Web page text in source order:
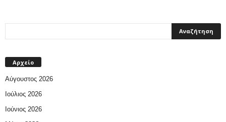
Αρχείο
Αύγουστος 2026
Ιούλιος 2026
Ιούνιος 2026